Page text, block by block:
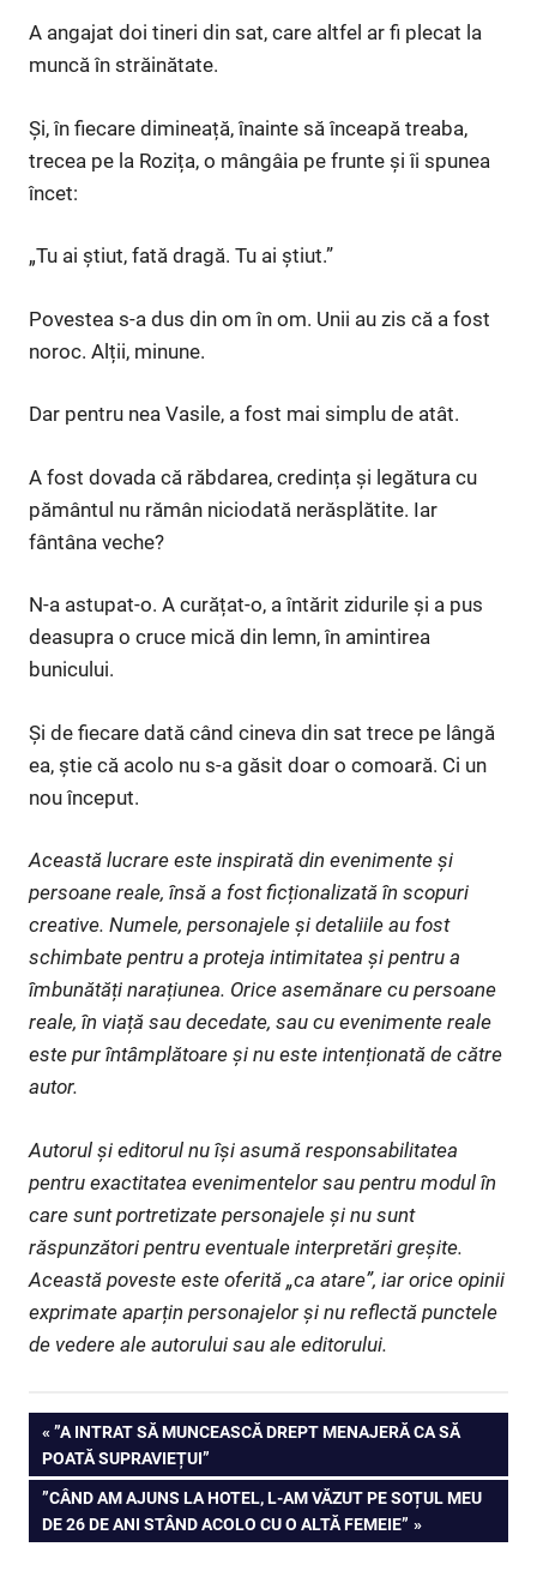
A angajat doi tineri din sat, care altfel ar fi plecat la
muncă în străinătate.
Și, în fiecare dimineață, înainte să înceapă treaba,
trecea pe la Rozița, o mângâia pe frunte și îi spunea
încet:
„Tu ai știut, fată dragă. Tu ai știut.”
Povestea s-a dus din om în om. Unii au zis că a fost
noroc. Alții, minune.
Dar pentru nea Vasile, a fost mai simplu de atât.
A fost dovada că răbdarea, credința și legătura cu
pământul nu rămân niciodată nerăsplătite. Iar
fântâna veche?
N-a astupat-o. A curățat-o, a întărit zidurile și a pus
deasupra o cruce mică din lemn, în amintirea
bunicului.
Și de fiecare dată când cineva din sat trece pe lângă
ea, știe că acolo nu s-a găsit doar o comoară. Ci un
nou început.
Această lucrare este inspirată din evenimente și
persoane reale, însă a fost ficționalizată în scopuri
creative. Numele, personajele și detaliile au fost
schimbate pentru a proteja intimitatea și pentru a
îmbunătăți narațiunea. Orice asemănare cu persoane
reale, în viață sau decedate, sau cu evenimente reale
este pur întâmplătoare și nu este intenționată de către
autor.
Autorul și editorul nu își asumă responsabilitatea
pentru exactitatea evenimentelor sau pentru modul în
care sunt portretizate personajele și nu sunt
răspunzători pentru eventuale interpretări greșite.
Această poveste este oferită „ca atare”, iar orice opinii
exprimate aparțin personajelor și nu reflectă punctele
de vedere ale autorului sau ale editorului.
Navigare
în
articole
PREVIOUS
POST:
”A INTRAT SĂ MUNCEASCĂ DREPT MENAJERĂ CA SĂ
POATĂ SUPRAVIEȚUI”
NEXT
POST:
”CÂND AM AJUNS LA HOTEL, L-AM VĂZUT PE SOȚUL MEU
DE 26 DE ANI STÂND ACOLO CU O ALTĂ FEMEIE”